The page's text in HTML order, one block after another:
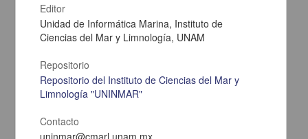
en la ranchería de Samalayuca
Pérez, Zeferino
[sin fecha]
Editor
Unidad de Informática Marina, Instituto de
Ciencias del Mar y Limnología, UNAM
Repositorio
Repositorio del Instituto de Ciencias del Mar y
Limnología "UNINMAR"
Contacto